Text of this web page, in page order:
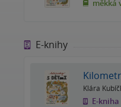
měkká
E-knihy
Klára
E-kniha